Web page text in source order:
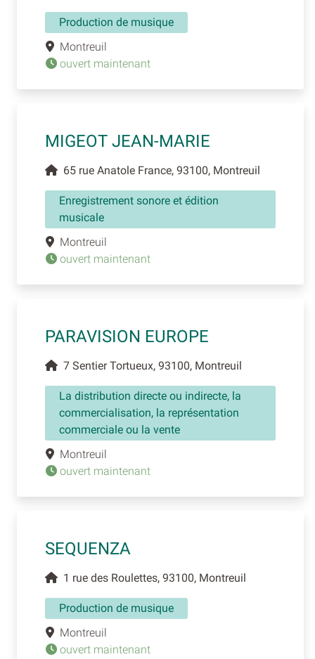
Production de musique
Montreuil
ouvert maintenant
MIGEOT JEAN-MARIE
65 rue Anatole France, 93100, Montreuil
Enregistrement sonore et édition
musicale
Montreuil
ouvert maintenant
PARAVISION EUROPE
7 Sentier Tortueux, 93100, Montreuil
La distribution directe ou indirecte, la
commercialisation, la représentation
commerciale ou la vente
Montreuil
ouvert maintenant
SEQUENZA
1 rue des Roulettes, 93100, Montreuil
Production de musique
Montreuil
ouvert maintenant